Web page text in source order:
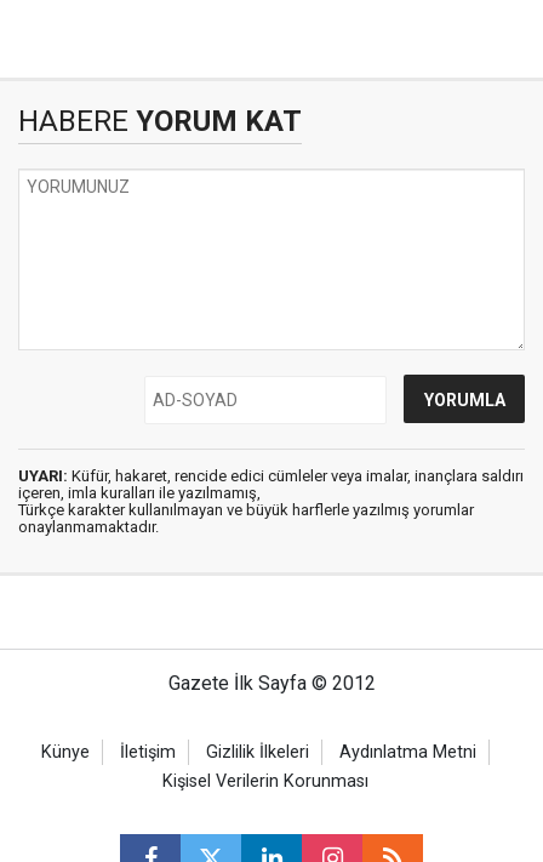
HABERE YORUM KAT
UYARI: Küfür, hakaret, rencide edici cümleler veya imalar, inançlara saldırı
içeren, imla kuralları ile yazılmamış,
Türkçe karakter kullanılmayan ve büyük harflerle yazılmış yorumlar
onaylanmamaktadır.
Gazete İlk Sayfa © 2012
Künye İletişim Gizlilik İlkeleri
Aydınlatma Metni
Kişisel Verilerin Korunması